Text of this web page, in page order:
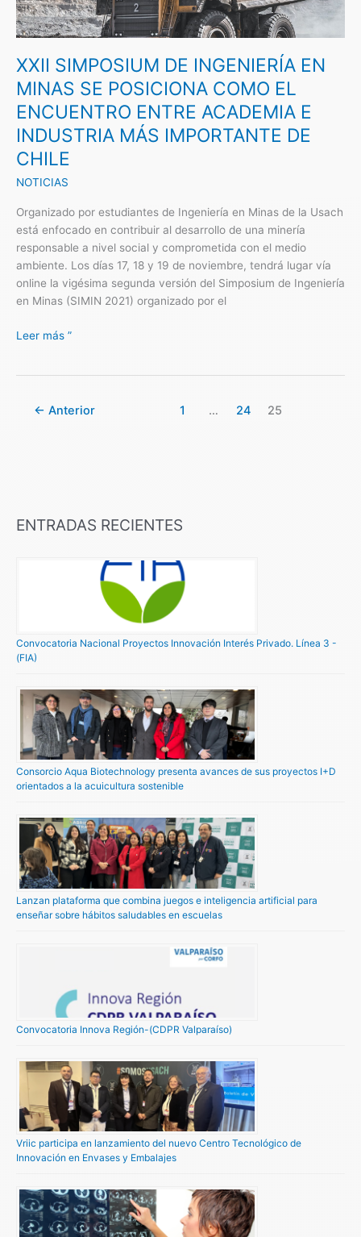
XXII SIMPOSIUM DE INGENIERÍA EN
MINAS SE POSICIONA COMO EL
ENCUENTRO ENTRE ACADEMIA E
INDUSTRIA MÁS IMPORTANTE DE
CHILE
NOTICIAS
Organizado por estudiantes de Ingeniería en Minas de la Usach
está enfocado en contribuir al desarrollo de una minería
responsable a nivel social y comprometida con el medio
ambiente. Los días 17, 18 y 19 de noviembre, tendrá lugar vía
online la vigésima segunda versión del Simposium de Ingeniería
en Minas (SIMIN 2021) organizado por el
EN
MINAS
SE
POSICIONA
COMO
EL
ENCUENTRO
ENTRE
ACADEMIA
E
INDUSTRIA
IMPORTANTE
DE
CHILE
Leer más ”
← Anterior 1 … 24 25
ENTRADAS RECIENTES
Convocatoria Nacional Proyectos Innovación Interés Privado. Línea 3 -
(FIA)
Consorcio Aqua Biotechnology presenta avances de sus proyectos I+D
orientados a la acuicultura sostenible
Lanzan plataforma que combina juegos e inteligencia artificial para
enseñar sobre hábitos saludables en escuelas
Convocatoria Innova Región-(CDPR Valparaíso)
Vriic participa en lanzamiento del nuevo Centro Tecnológico de
Innovación en Envases y Embalajes